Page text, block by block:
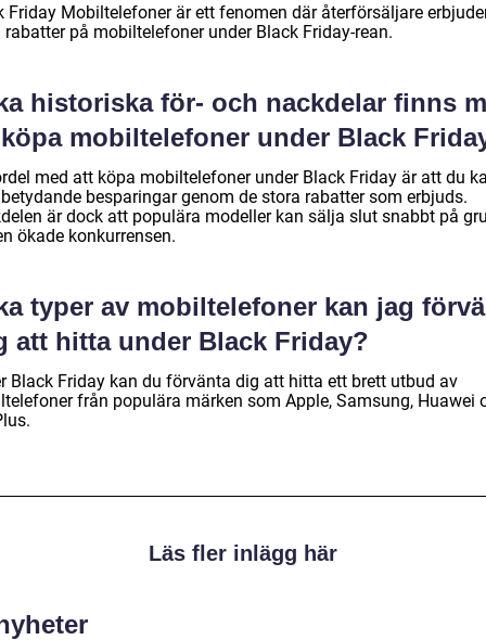
Friday Mobiltelefoner är ett fenomen där återförsäljare
rabatter på mobiltelefoner under Black Friday-rean.
historiska för- och nackdelar finns
mobiltelefoner under Black
med att köpa mobiltelefoner under Black Friday är att du
besparingar genom de stora rabatter som erbjuds.
är dock att populära modeller kan sälja slut snabbt på
ökade konkurrensen.
typer av mobiltelefoner kan jag
att hitta under Black Friday?
Black Friday kan du förvänta dig att hitta ett brett utbud av
från populära märken som Apple, Samsung, Huawei
Läs fler inlägg här